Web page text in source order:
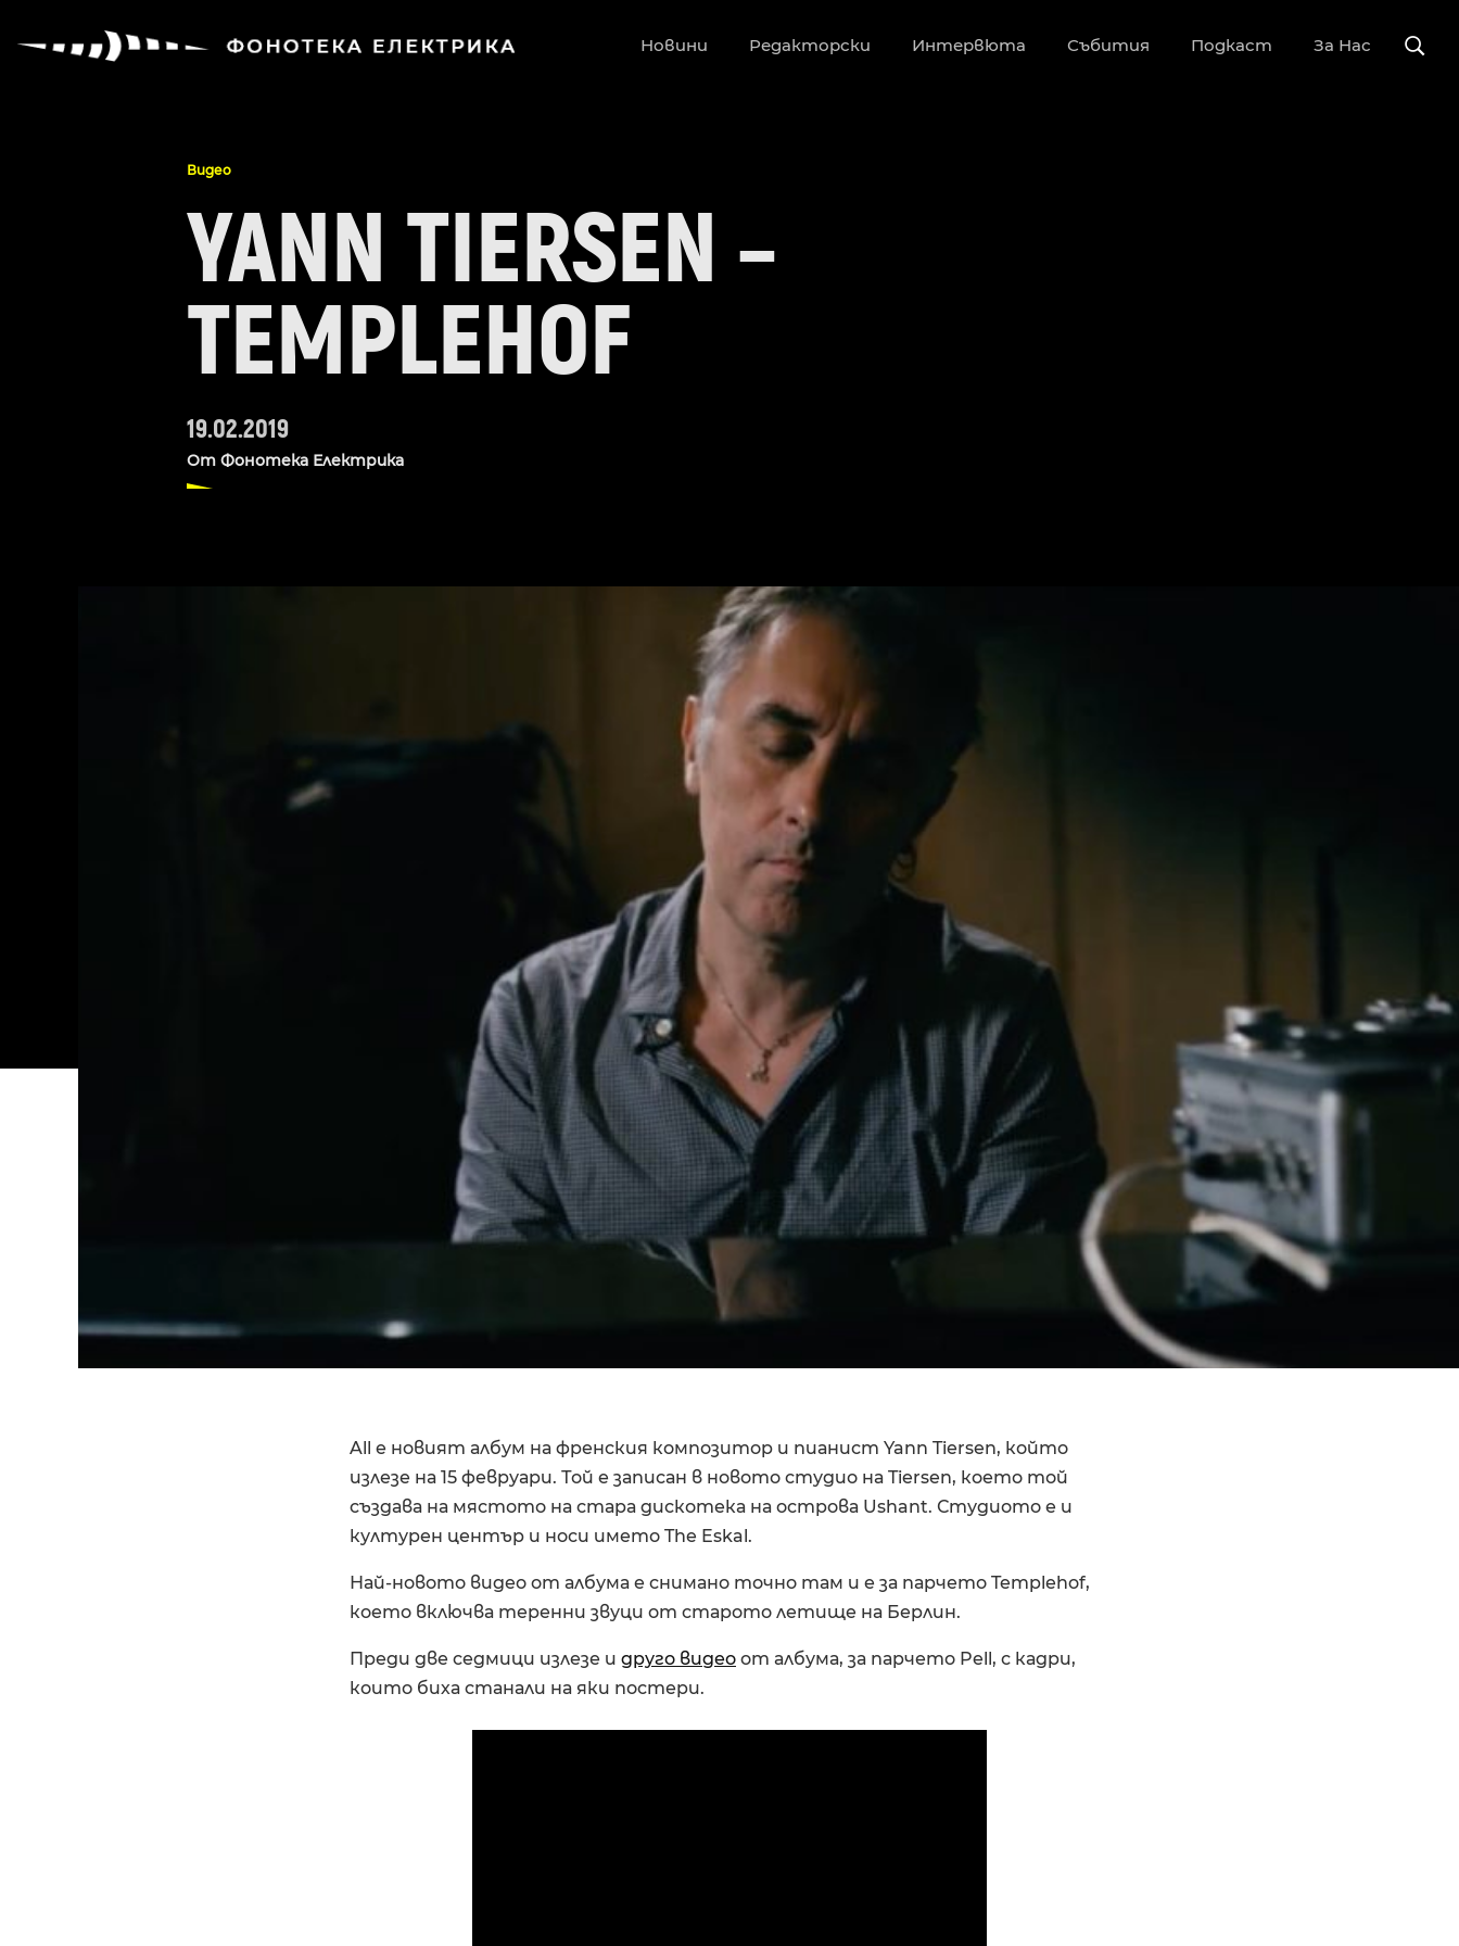
Новини Редакторски Интервюта Събития Подкаст За Нас
Видео
YANN TIERSEN –
TEMPLEHOF
19.02.2019
От Фонотека Електрика
All е новият албум на френския композитор и пианист Yann Tiersen, който
излезе на 15 февруари. Той е записан в новото студио на Tiersen, което той
създава на мястото на стара дискотека на острова Ushant. Студиото е и
културен център и носи името The Eskal.
Най-новото видео от албума е снимано точно там и е за парчето Templehof,
което включва теренни звуци от старото летище на Берлин.
Преди две седмици излезе и друго видео от албума, за парчето Pell, с кадри,
които биха станали на яки постери.